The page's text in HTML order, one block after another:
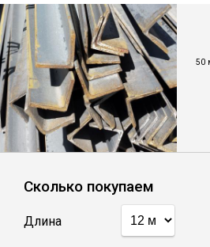
Уголок
Балка
Швеллер
Квадрат
50
Сколько покупаем
Длина